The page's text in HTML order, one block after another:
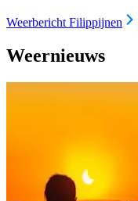
Weerbericht Filippijnen
Weernieuws